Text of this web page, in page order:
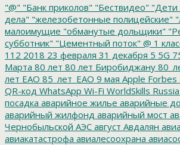
"@" "Банк приколов" "Бествидео" "Дети
дела" "железобетонные полицейские"
малоимущие "обманутые дольщики"
субботник" "Цементный поток" @ 1
112 2018 23 февраля 31 декабря 5 5G
Марта 80 лет 80 лет Биробиджану
лет ЕАО 85_лет_ЕАО 9 мая Apple Forbes
QR-код WhatsApp Wi-Fi WorldSkills Russia
посадка аварийное жилье аварийные
аварийный жилфонд аварийный мост
Чернобыльской АЭС август Авдалян
авиакатастрофа авиалесоохрана